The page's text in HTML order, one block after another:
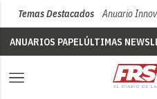
Temas Destacados Anuario
ANUARIOS PAPELÚLTIMAS